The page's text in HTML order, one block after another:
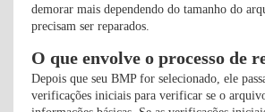
demorar mais dependendo do tamanho do
precisam ser reparados.
O que envolve o processo de
Depois que seu BMP for selecionado, ele
verificações iniciais para verificar se o